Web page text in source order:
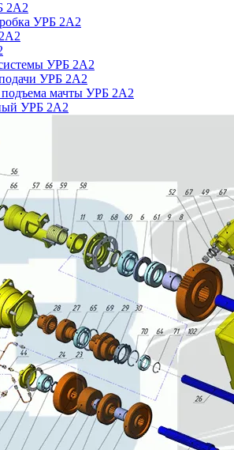
2А2
УРБ 2А2
УРБ 2А2
УРБ 2А2
мачты УРБ 2А2
УРБ 2А2